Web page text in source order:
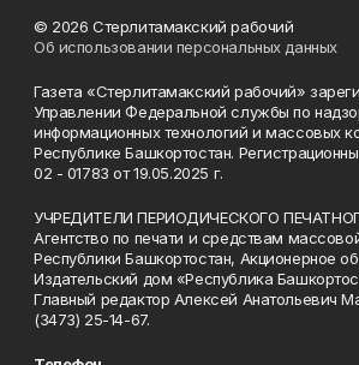
© 2026 Стерлитамакский рабочий
Об использовании персональных данных
Газета «Стерлитамакский рабочий»
Управлении Федеральной службы по
информационных технологий и массовых
Республике Башкортостан.
02 - 01783 от 19.05.2025 г.
УЧРЕДИТЕЛИ ПЕРИОДИЧЕСКОГО
Агентство по печати и средствам
Республики Башкортостан, Акционерное
Издательский дом «Республика
Главный редактор Алексей Анатольевич
(3473) 25-14-67.